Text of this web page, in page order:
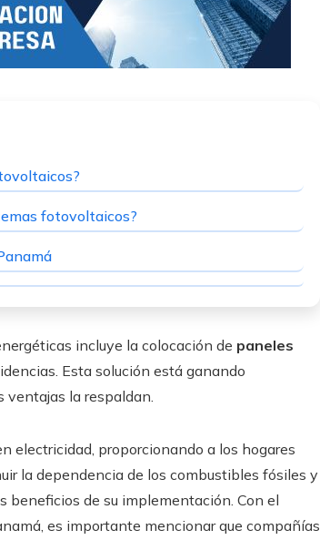
fotovoltaicos?
incluye la colocación de paneles
Esta solución está ganando
ventajas la respaldan.
electricidad, proporcionando a los hogares
la dependencia de los combustibles fósiles y
beneficios de su implementación. Con el
es importante mencionar que compañías